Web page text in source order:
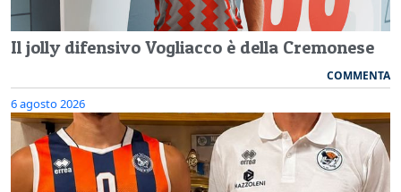
Il jolly difensivo Vogliacco è della Cremonese
COMMENTA
6 agosto 2026